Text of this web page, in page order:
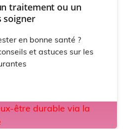
traitement ou un
soigner
en bonne santé ?
et astuces sur les